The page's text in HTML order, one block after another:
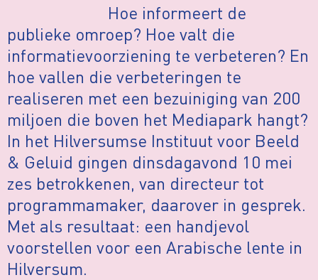
Hoe informeert de
publieke omroep? Hoe valt die
informatievoorziening te verbeteren? En
hoe vallen die verbeteringen te
realiseren met een bezuiniging van 200
miljoen die boven het Mediapark hangt?
In het Hilversumse Instituut voor Beeld
& Geluid gingen dinsdagavond 10 mei
zes betrokkenen, van directeur tot
programmamaker, daarover in gesprek.
Met als resultaat: een handjevol
voorstellen voor een Arabische lente in
Hilversum.